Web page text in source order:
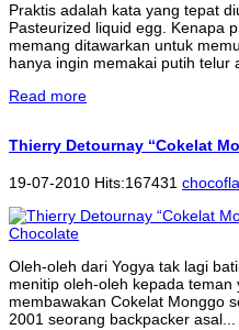
Praktis adalah kata yang tepat
Pasteurized liquid egg. Kenapa
memang ditawarkan untuk
hanya ingin memakai putih telur
Read more
Thierry Detournay “Cokelat
19-07-2010 Hits:167431
Oleh-oleh dari Yogya tak lagi
menitip oleh-oleh kepada
membawakan Cokelat Monggo
2001 seorang backpacker asal...